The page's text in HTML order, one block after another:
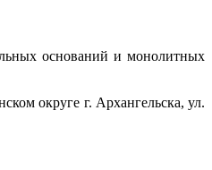
оснований и монолитных
округе г. Архангельска, ул.